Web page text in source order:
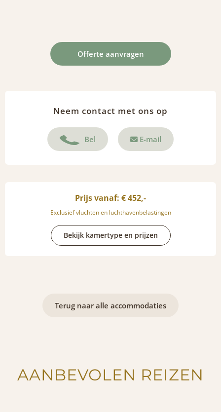
Offerte aanvragen
Neem contact met ons op
Bel E-mail
Prijs vanaf: € 452,-
Exclusief vluchten en luchthavenbelastingen
Bekijk kamertype en prijzen
Terug naar alle accommodaties
AANBEVOLEN REIZEN